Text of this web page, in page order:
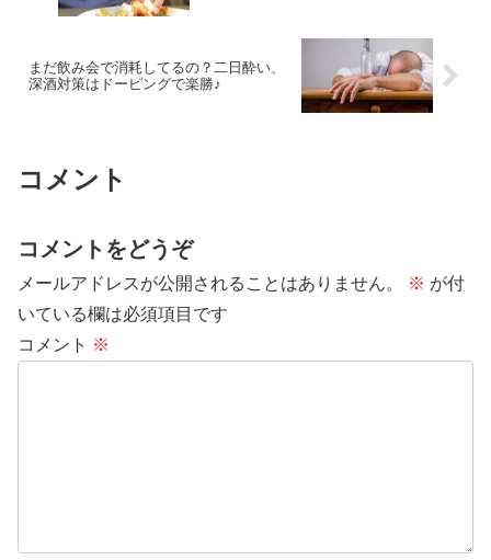
まだ飲み会で消耗してるの？二日酔い、
深酒対策はドーピングで楽勝♪
コメント
コメントをどうぞ
メールアドレスが公開されることはありません。 ※ が付
いている欄は必須項目です
コメント ※